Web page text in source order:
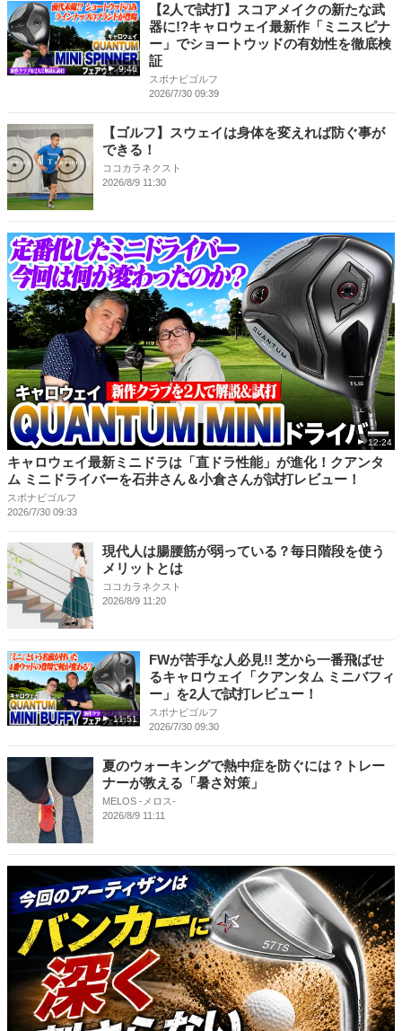
9:46
【2人で試打】スコアメイクの新たな武
器に!?キャロウェイ最新作「ミニスピナ
ー」でショートウッドの有効性を徹底検
証
スポナビゴルフ
2026/7/30 09:39
【ゴルフ】スウェイは身体を変えれば防ぐ事が
できる！
ココカラネクスト
2026/8/9 11:30
12:24
キャロウェイ最新ミニドラは「直ドラ性能」が進化！クアンタ
ム ミニドライバーを石井さん＆小倉さんが試打レビュー！
スポナビゴルフ
2026/7/30 09:33
現代人は腸腰筋が弱っている？毎日階段を使う
メリットとは
ココカラネクスト
2026/8/9 11:20
11:51
FWが苦手な人必見!! 芝から一番飛ばせ
るキャロウェイ「クアンタム ミニバフィ
ー」を2人で試打レビュー！
スポナビゴルフ
2026/7/30 09:30
夏のウォーキングで熱中症を防ぐには？トレー
ナーが教える「暑さ対策」
MELOS -メロス-
2026/8/9 11:11